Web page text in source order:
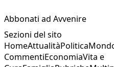
Abbonati ad Avvenire
Sezioni del sito
HomeAttualitàPolitica
CommentiEconomiaVita e